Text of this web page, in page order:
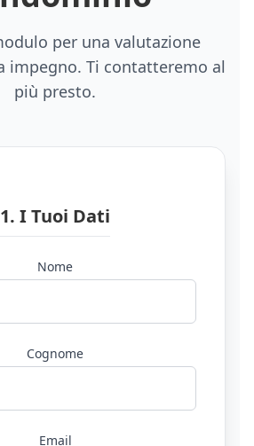
per una valutazione
impegno. Ti contatteremo al
più presto.
1. I Tuoi Dati
Nome
Cognome
Email